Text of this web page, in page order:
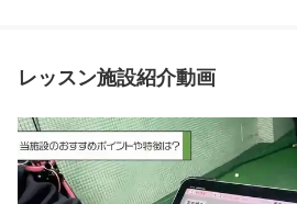
・時間無制限＋レッスン付プラン
・追加料金なしでラウンドモード
お客様の用途に合わせたプランを
レッスン施設紹介動画